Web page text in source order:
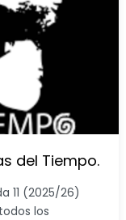
del Tiempo.
11 (2025/26)
los